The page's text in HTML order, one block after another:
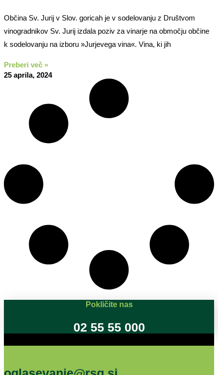
Občina Sv. Jurij v Slov. goricah je v sodelovanju z Društvom
vinogradnikov Sv. Jurij izdala poziv za vinarje na območju občine
k sodelovanju na izboru »Jurjevega vina«. Vina, ki jih
Preberi več »
25 aprila, 2024
Pokličite nas
02 55 55 000